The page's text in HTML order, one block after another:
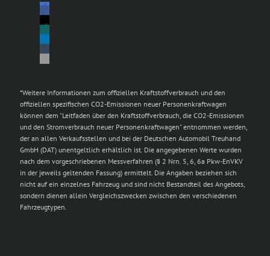
*Weitere Informationen zum offiziellen Kraftstoffverbrauch und den
offiziellen spezifischen CO2-Emissionen neuer Personenkraftwagen
können dem "Leitfaden über den Kraftstoffverbrauch, die CO2-Emissionen
und den Stromverbrauch neuer Personenkraftwagen" entnommen werden,
der an allen Verkaufsstellen und bei der Deutschen Automobil Treuhand
GmbH (DAT) unentgeltlich erhältlich ist. Die angegebenen Werte wurden
nach dem vorgeschriebenen Messverfahren (§ 2 Nrn. 5, 6, 6a Pkw-EnVKV
in der jeweils geltenden Fassung) ermittelt. Die Angaben beziehen sich
nicht auf ein einzelnes Fahrzeug und sind nicht Bestandteil des Angebots,
sondern dienen allein Vergleichszwecken zwischen den verschiedenen
Fahrzeugtypen.